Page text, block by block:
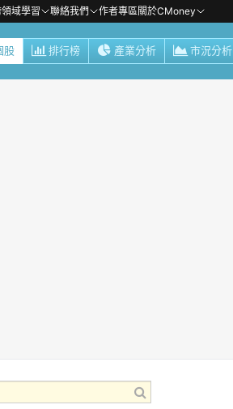
域學習 聯絡我們 作者專區關於CMoney
股 排行榜 產業分析 市況分析